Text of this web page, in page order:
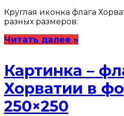
Круглая иконка флага
разных размеров:
Читать далее »
Картинка –
Хорватии в
250×250